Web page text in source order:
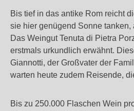
Bis tief in das antike Rom reicht
sie hier genügend Sonne
Das Weingut Tenuta di Pietra
erstmals urkundlich erwähnt.
Giannotti, der Großvater der
warten heute zudem Reisende,
Bis zu 250.000 Flaschen Wein